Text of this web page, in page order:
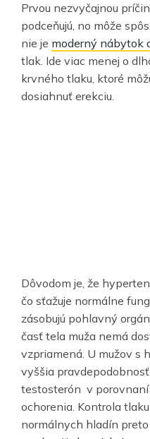
Prvou nezvyčajnou
podceňujú, no môže
nie je moderný nábytok
tlak. Ide viac menej o
krvného tlaku, ktoré
dosiahnuť erekciu.
Dôvodom je, že
čo sťažuje normálne
zásobujú pohlavný
časť tela muža nemá
vzpriamená. U mužov s
vyššia
testosterón v
ochorenia. Kontrola
normálnych hladín